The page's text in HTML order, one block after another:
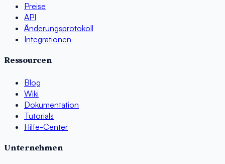
Preise
API
Änderungsprotokoll
Integrationen
Ressourcen
Blog
Wiki
Dokumentation
Tutorials
Hilfe-Center
Unternehmen